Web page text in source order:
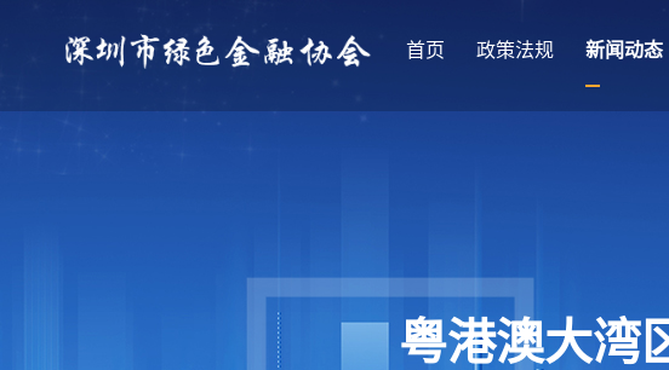
首页 政策法规 新闻动态
粤港澳大湾